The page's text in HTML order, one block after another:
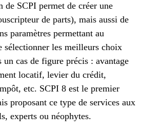
de SCPI permet de créer une
de parts), mais aussi de
paramètres permettant au
sélectionner les meilleurs choix
un cas de figure précis : avantage
locatif, levier du crédit,
etc. SCPI 8 est le premier
proposant ce type de services aux
experts ou néophytes.